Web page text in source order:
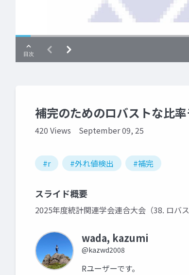
補完のためのロバストな比
420 Views September 09, 25
#r #外れ値検出 #補完
スライド概要
2025年度統計関連学会連合大会（38. ロバ
wada, kazumi
@kazwd2008
Rユーザーです。